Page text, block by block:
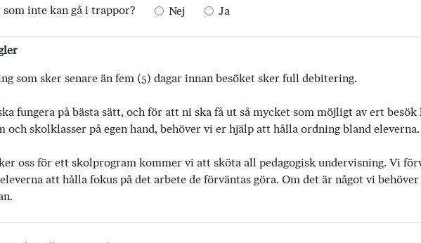
inte kan gå i trappor? Nej Ja
som sker senare än fem (5) dagar innan besöket sker full debitering.
fungera på bästa sätt, och för att ni ska få ut så mycket som möjligt av ert besök
och skolklasser på egen hand, behöver vi er hjälp att hålla ordning bland eleverna.
oss för ett skolprogram kommer vi att sköta all pedagogisk undervisning. Vi
att hålla fokus på det arbete de förväntas göra. Om det är något vi